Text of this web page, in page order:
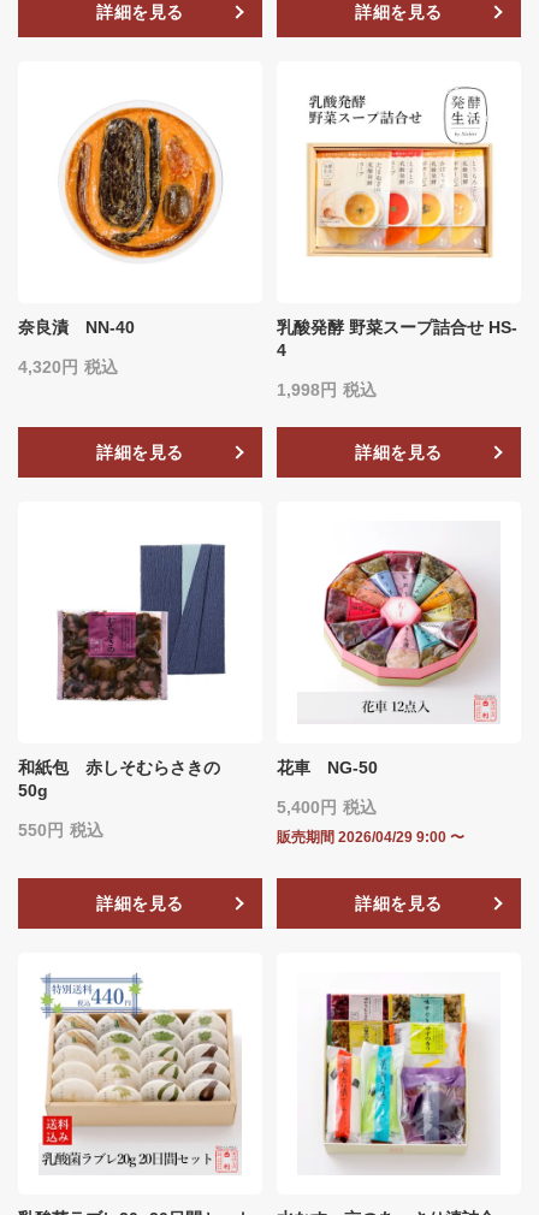
詳細を見る 詳細を見る
奈良漬 NN-40
4,320 税込
詳細を見る
乳酸発酵 野菜スープ詰合せ HS-
4
1,998 税込
詳細を見る
和紙包 赤しそむらさきの
50g
550 税込
詳細を見る
花車 NG-50
5,400 税込
販売期間 2026/04/29 9:00 〜
詳細を見る